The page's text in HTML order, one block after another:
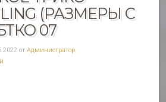
(РАЗМЕРЫ С
07
от Администратор